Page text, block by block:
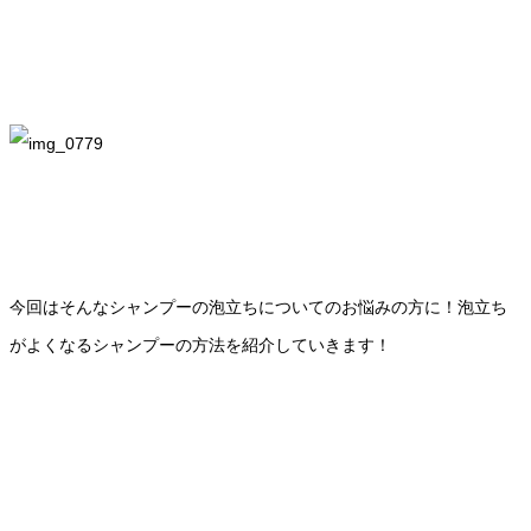
今回はそんなシャンプーの泡立ちについてのお悩みの方に！泡立ち
がよくなるシャンプーの方法を紹介していきます！